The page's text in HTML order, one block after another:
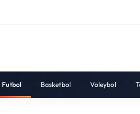
Futbol Basketbol Voleybol